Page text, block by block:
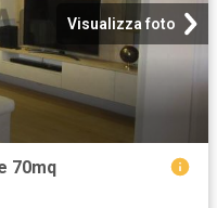
Visualizza foto
70mq